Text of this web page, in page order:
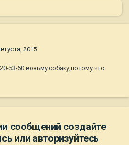
2015
53-60 возьму собаку,потому что
сообщений создайте
или авторизуйтесь